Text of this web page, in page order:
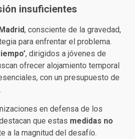
insuficientes
, consciente de la gravedad,
para enfrentar el problema.
, dirigidos a jóvenes de
ofrecer alojamiento temporal
con un presupuesto de
en defensa de los
que estas medidas no
a la magnitud del desafío.